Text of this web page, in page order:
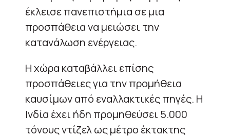
έκλεισε πανεπιστήμια σε μια
προσπάθεια να μειώσει την
κατανάλωση ενέργειας.
Η χώρα καταβάλλει επίσης
προσπάθειες για την προμήθεια
καυσίμων από εναλλακτικές πηγές. Η
Ινδία έχει ήδη προμηθεύσει 5.000
τόνους ντίζελ ως μέτρο έκτακτης